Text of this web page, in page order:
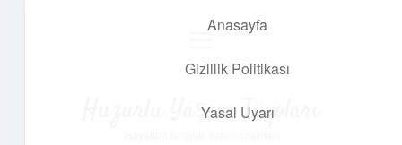
Anasayfa
Gizlilik Politikası
Yasal Uyarı
Huzurlu Yaşam Tüyoları